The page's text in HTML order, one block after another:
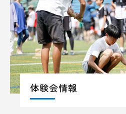
体験会情報